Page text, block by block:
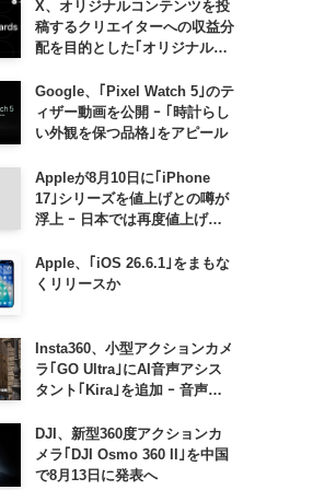
X、オリジナルコンテンツを投
稿するクリエイターへの収益分
配を目的とした｢オリジナルコ
入へ ｰ 従来の｢収益分配｣は廃
止
Google、｢Pixel Watch 5｣のテ
ィザー動画を公開 ｰ ｢時計らし
い外観を保つ品格｣をアピール
Appleが8月10日に｢iPhone
17｣シリーズを値上げとの噂が
浮上 ｰ 日本では再度値上げの
Apple、｢iOS 26.6.1｣をまもな
くリリースか
Insta360、小型アクションカメ
ラ｢GO Ultra｣にAI音声アシス
タント｢Kira｣を追加 ｰ 音声で
などが利用可能に
DJI、新型360度アクションカ
メラ｢DJI Osmo 360 II｣を中国
で8月13日に発表へ